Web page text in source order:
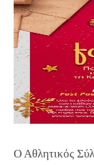
Ο Αθλητικός